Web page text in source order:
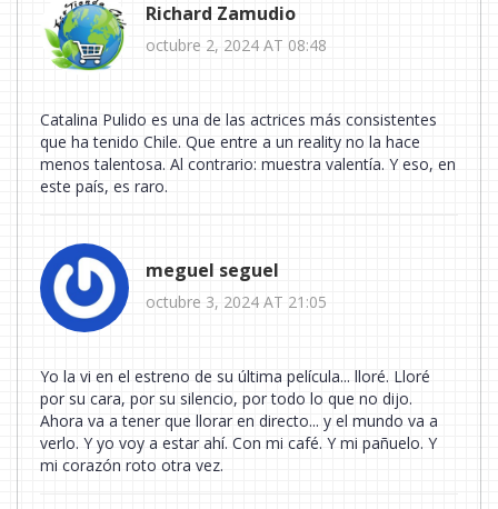
Richard Zamudio
octubre 2, 2024 AT 08:48
Catalina Pulido es una de las actrices más consistentes
que ha tenido Chile. Que entre a un reality no la hace
menos talentosa. Al contrario: muestra valentía. Y eso, en
este país, es raro.
meguel seguel
octubre 3, 2024 AT 21:05
Yo la vi en el estreno de su última película... lloré. Lloré
por su cara, por su silencio, por todo lo que no dijo.
Ahora va a tener que llorar en directo... y el mundo va a
verlo. Y yo voy a estar ahí. Con mi café. Y mi pañuelo. Y
mi corazón roto otra vez.